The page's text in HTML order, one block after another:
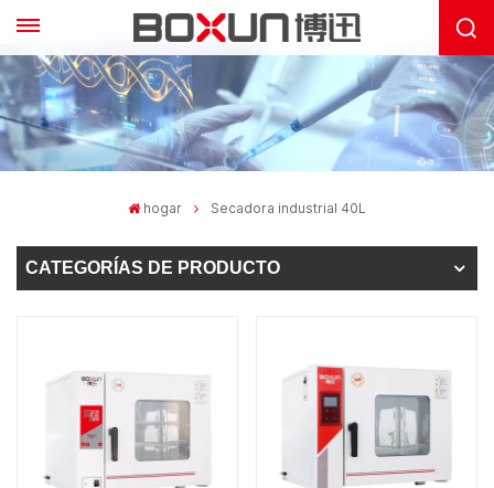
hogar Secadora industrial 40L
CATEGORÍAS DE PRODUCTO